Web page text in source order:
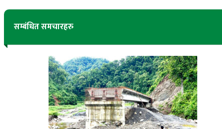
सम्बंधित समचारहरु